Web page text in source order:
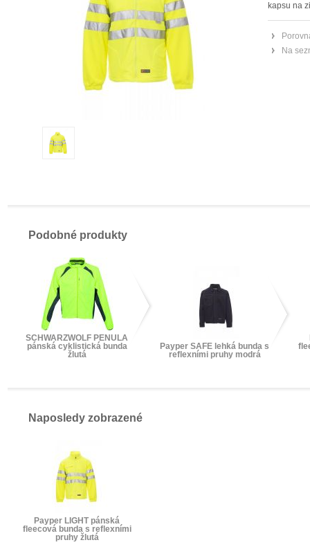
kapsu na
Na
Podobné produkty
SCHWARZWOLF PENULA
pánská cyklistická bunda
žlutá
Payper SAFE lehká bunda s
reflexními pruhy modrá
Naposledy zobrazené
Payper LIGHT pánská
fleecová bunda s reflexními
pruhy žlutá